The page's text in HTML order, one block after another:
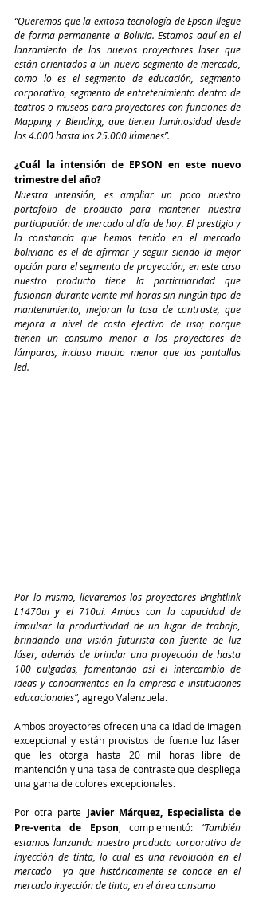
“Queremos que la exitosa tecnología de Epson llegue
de forma permanente a Bolivia. Estamos aquí en el
lanzamiento de los nuevos proyectores laser que
están orientados a un nuevo segmento de mercado,
como lo es el segmento de educación, segmento
corporativo, segmento de entretenimiento dentro de
teatros o museos para proyectores con funciones de
Mapping y Blending, que tienen luminosidad desde
los 4.000 hasta los 25.000 lúmenes”.
¿Cuál la intensión de EPSON en este nuevo
trimestre del año?
Nuestra intensión, es ampliar un poco nuestro
portafolio de producto para mantener nuestra
participación de mercado al día de hoy. El prestigio y
la constancia que hemos tenido en el mercado
boliviano es el de afirmar y seguir siendo la mejor
opción para el segmento de proyección, en este caso
nuestro producto tiene la particularidad que
fusionan durante veinte mil horas sin ningún tipo de
mantenimiento, mejoran la tasa de contraste, que
mejora a nivel de costo efectivo de uso; porque
tienen un consumo menor a los proyectores de
lámparas, incluso mucho menor que las pantallas
led.
Por lo mismo, llevaremos los proyectores Brightlink
L1470ui y el 710ui. Ambos con la capacidad de
impulsar la productividad de un lugar de trabajo,
brindando una visión futurista con fuente de luz
láser, además de brindar una proyección de hasta
100 pulgadas, fomentando así el intercambio de
ideas y conocimientos en la empresa e instituciones
educacionales”, agrego Valenzuela.
Ambos proyectores ofrecen una calidad de imagen
excepcional y están provistos de fuente luz láser
que les otorga hasta 20 mil horas libre de
mantención y una tasa de contraste que despliega
una gama de colores excepcionales.
Por otra parte Javier Márquez, Especialista de
Pre-venta de Epson , complementó: “También
estamos lanzando nuestro producto corporativo de
inyección de tinta, lo cual es una revolución en el
mercado  ya que históricamente se conoce en el
mercado inyección de tinta, en el área consumo